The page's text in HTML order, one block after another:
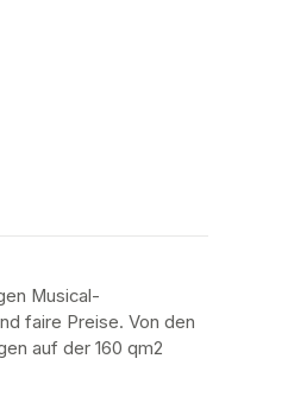
Musical-
faire Preise. Von den
auf der 160 qm2